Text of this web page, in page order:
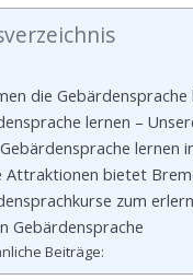
die
lernen –
lernen
Attraktionen bietet
zum
Gebärdensprache
Beiträge: